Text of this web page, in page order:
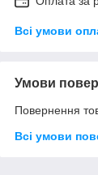
Всі умови
Умови
Повернення
Всі умови